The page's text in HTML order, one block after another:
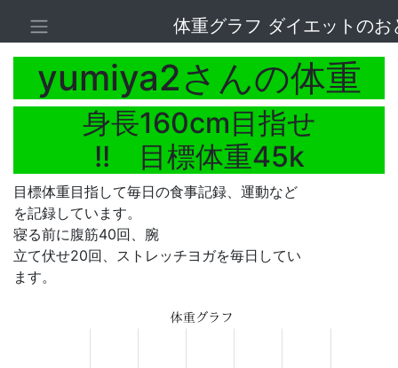
体重グラフ ダイエットのお
yumiya2さんの体重
身長160cm目指せ
!! 目標体重45k
目標体重目指して毎日の食事記録、運動など
を記録しています。
寝る前に腹筋40回、腕
立て伏せ20回、ストレッチヨガを毎日してい
ます。